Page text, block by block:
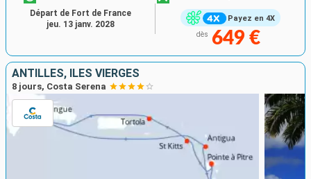
Payez en 4X
dès 649 €
Départ de Fort de France
jeu. 13 janv. 2028
ANTILLES, ILES VIERGES
8 jours, Costa Serena